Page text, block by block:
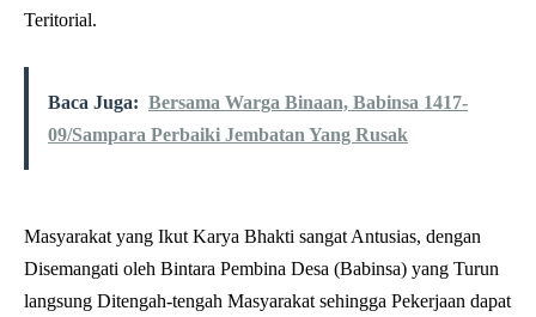
Teritorial.
Baca Juga: Bersama Warga Binaan, Babinsa 1417-
09/Sampara Perbaiki Jembatan Yang Rusak
Masyarakat yang Ikut Karya Bhakti sangat Antusias, dengan
Disemangati oleh Bintara Pembina Desa (Babinsa) yang Turun
langsung Ditengah-tengah Masyarakat sehingga Pekerjaan dapat